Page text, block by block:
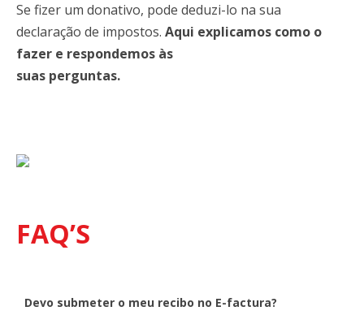
Se fizer um donativo, pode deduzi-lo na sua
declaração de impostos. Aqui explicamos como o
fazer e respondemos às
suas perguntas.
FAQ’S
Devo submeter o meu recibo no E-factura?